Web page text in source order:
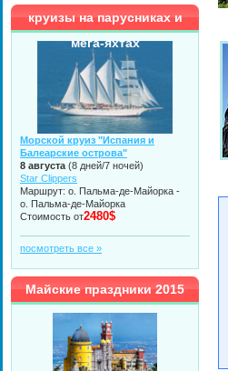
круизы на парусниках и
мега-яхтах
Морской круиз "Испания и
Балеарские острова"
8 августа (8 дней/7 ночей)
Star Clippers
Маршрут: о. Пальма-де-Майорка -
о. Пальма-де-Майорка
Стоимость от2480$
посмотреть все »
Майские праздники 2015